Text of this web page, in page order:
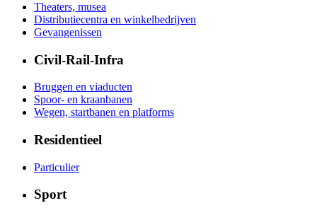
Theaters, musea
Distributiecentra en winkelbedrijven
Gevangenissen
Civil-Rail-Infra
Bruggen en viaducten
Spoor- en kraanbanen
Wegen, startbanen en platforms
Residentieel
Particulier
Sport